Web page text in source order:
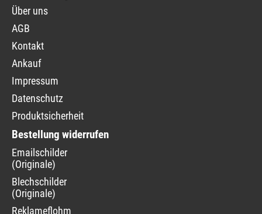
Über uns
AGB
Kontakt
Ankauf
Impressum
Datenschutz
Produktsicherheit
Bestellung widerrufen
Navigation
überspringen
Emailschilder
(Originale)
Blechschilder
(Originale)
Reklameflohmarkt